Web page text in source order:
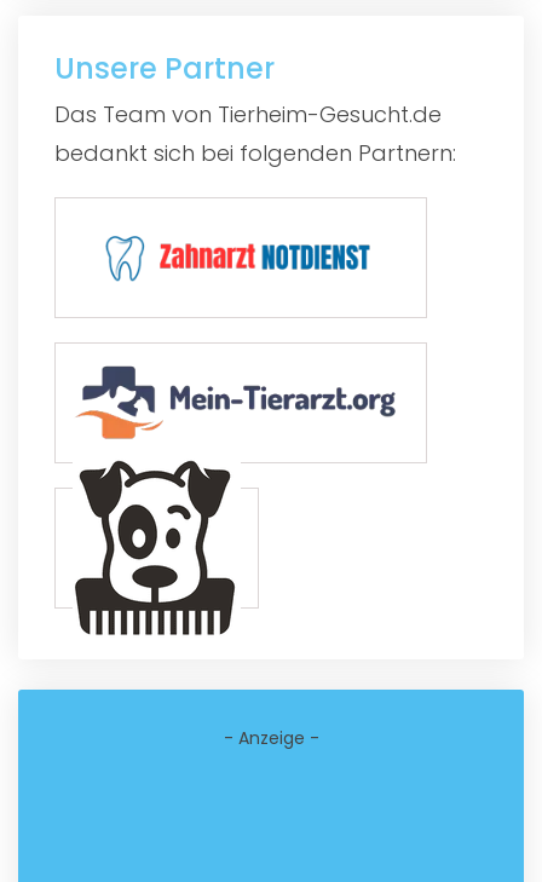
Unsere Partner
Das Team von Tierheim-Gesucht.de
bedankt sich bei folgenden Partnern:
- Anzeige -